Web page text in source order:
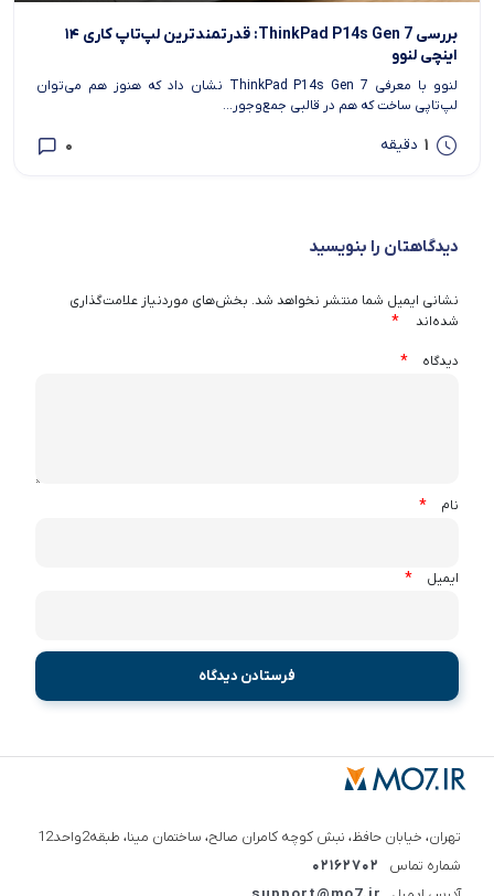
بررسی ThinkPad P14s Gen 7: قدرتمندترین لپ‌تاپ کاری ۱۴
اینچی لنوو
لنوو با معرفی ThinkPad P14s Gen 7 نشان داد که هنوز هم می‌توان
لپ‌تاپی ساخت که هم در قالبی جمع‌وجور...
1 دقیقه 0
دیدگاهتان را بنویسید
نشانی ایمیل شما منتشر نخواهد شد. بخش‌های موردنیاز علامت‌گذاری
شده‌اند
*
دیدگاه *
نام *
ایمیل *
تهران، خیابان حافظ، نبش کوچه کامران صالح، ساختمان مینا، طبقه2واحد12
شماره تماس
02162702